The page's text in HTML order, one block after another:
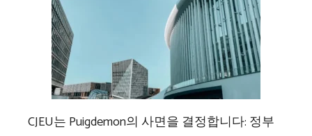
CJEU는 Puigdemon의 사면을 결정합니다: 정부